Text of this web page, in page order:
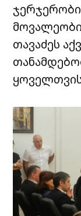
თავაძეს
ყოველთვის